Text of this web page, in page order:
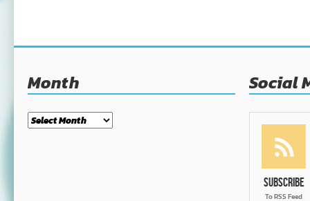
Month
Month
Social
Subscribe
To RSS Feed